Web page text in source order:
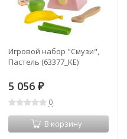
Игровой набор "Смузи",
Пастель (63377_KE)
5 056 ₽
0
В корзину